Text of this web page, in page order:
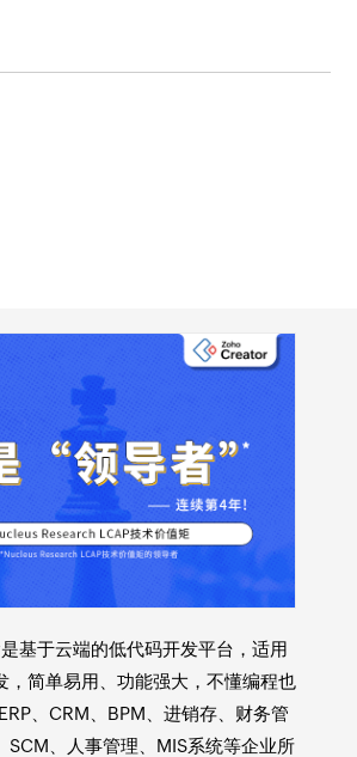
基于云端的低代码开发平台 ，适用
，简单易用、功能强大，不懂编程也
、CRM、BPM、进销存、财务管
SCM、人事管理、MIS系统等企业所